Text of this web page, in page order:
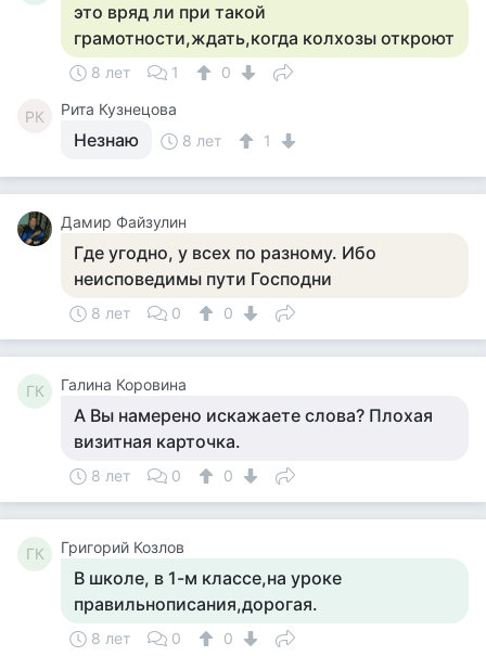
это вряд ли при такой
грамотности,ждать,когда колхозы откроют
8 лет 1 0
РК Рита Кузнецова
Незнаю 8 лет 1
Дамир Файзулин
Где угодно, у всех по разному. Ибо
неисповедимы пути Господни
8 лет 0 0
ГК Галина Коровина
А Вы намерено искажаете слова? Плохая
визитная карточка.
8 лет 0 0
ГК Григорий Козлов
В школе, в 1-м классе,на уроке
правильнописания,дорогая.
8 лет 0 0